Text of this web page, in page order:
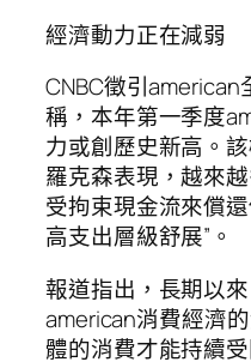
經濟動力正在減弱
CNBC徵引
稱，本年第一季度
力或創歷史新高。
羅克森表現，越來
受拘束現金流來償
高支出層級舒展”。
報道指出，長期以
american消費經濟
體的消費才能持續